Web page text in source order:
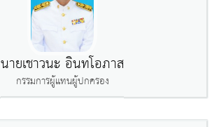
นายเชาวนะ อินทโอภาส
กรรมการผู้แทนผู้ปกครอง